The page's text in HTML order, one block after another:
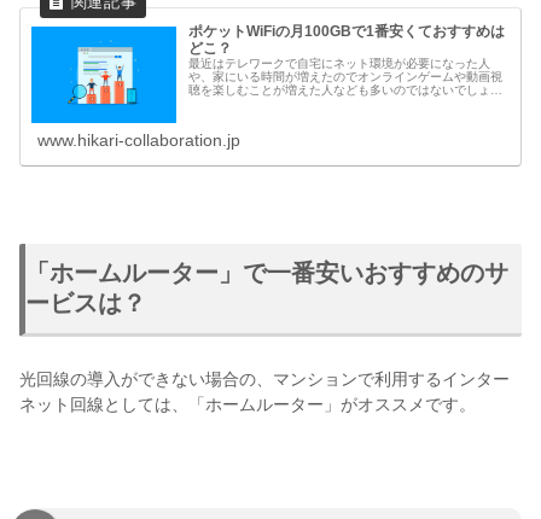
ポケットWiFiの月100GBで1番安くておすすめは
どこ？
最近はテレワークで自宅にネット環境が必要になった人
や、家にいる時間が増えたのでオンラインゲームや動画視
聴を楽しむことが増えた人なども多いのではないでしょう
www.hikari-collaboration.jp
「ホームルーター」で一番安いおすすめのサ
ービスは？
光回線の導入ができない場合の、マンションで利用するインター
ネット回線としては、「ホームルーター」がオススメです。